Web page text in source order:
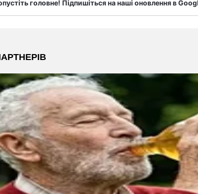
головне! Підпишіться на наші оновлення в